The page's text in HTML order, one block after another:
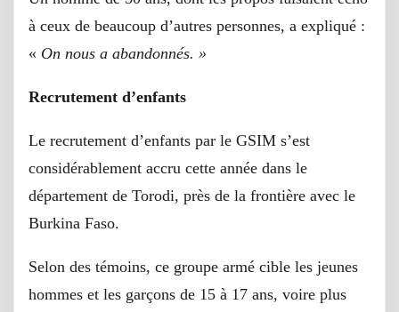
à ceux de beaucoup d’autres personnes, a expliqué :
« On nous a abandonnés. »
Recrutement d’enfants
Le recrutement d’enfants par le GSIM s’est
considérablement accru cette année dans le
département de Torodi, près de la frontière avec le
Burkina Faso.
Selon des témoins, ce groupe armé cible les jeunes
hommes et les garçons de 15 à 17 ans, voire plus